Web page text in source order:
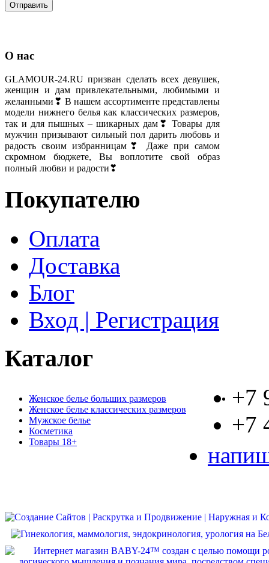
О нас
GLAMOUR-24.RU призван сделать всех девушек,
женщин и дам привлекательными, любимыми и
желанными❣ В нашем ассортименте представлены
модели нижнего белья как классических размеров,
так и для пышных – шикарных дам❣ Товары для
мужчин призывают сильный пол дарить любовь и
радость своим избранницам❣ Даже при самом
скромном бюджете, Вы воплотите свой образ
полный любви и радости❣
Покупателю
Оплата
Доставка
Блог
Вход | Регистрация
Каталог
Женское белье больших размеров
Женское белье классических размеров
Мужское белье
Косметика
Товары 18+
+7
+7